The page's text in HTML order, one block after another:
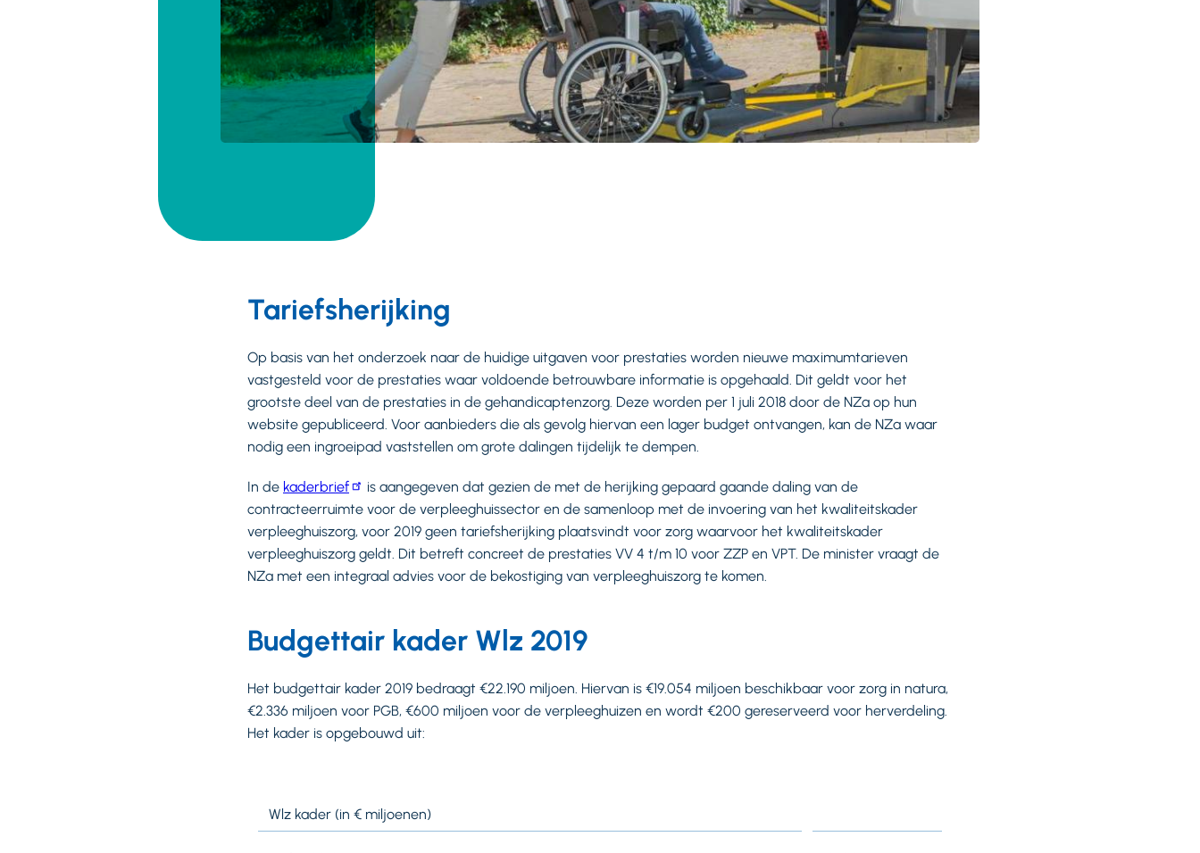
Tariefsherijking
Op basis van het onderzoek naar de huidige uitgaven voor prestaties worden nieuwe maximumtarieven
vastgesteld voor de prestaties waar voldoende betrouwbare informatie is opgehaald. Dit geldt voor het
grootste deel van de prestaties in de gehandicaptenzorg. Deze worden per 1 juli 2018 door de NZa op hun
website gepubliceerd. Voor aanbieders die als gevolg hiervan een lager budget ontvangen, kan de NZa waar
nodig een ingroeipad vaststellen om grote dalingen tijdelijk te dempen.
In de kaderbrief
is aangegeven dat gezien de met de herijking gepaard gaande daling van de
contracteerruimte voor de verpleeghuissector en de samenloop met de invoering van het kwaliteitskader
verpleeghuiszorg, voor 2019 geen tariefsherijking plaatsvindt voor zorg waarvoor het kwaliteitskader
verpleeghuiszorg geldt. Dit betreft concreet de prestaties VV 4 t/m 10 voor ZZP en VPT. De minister vraagt de
NZa met een integraal advies voor de bekostiging van verpleeghuiszorg te komen.
Budgettair kader Wlz 2019
Het budgettair kader 2019 bedraagt €22.190 miljoen. Hiervan is €19.054 miljoen beschikbaar voor zorg in natura,
€2.336 miljoen voor PGB, €600 miljoen voor de verpleeghuizen en wordt €200 gereserveerd voor herverdeling.
Het kader is opgebouwd uit:
Wlz kader (in € miljoenen)